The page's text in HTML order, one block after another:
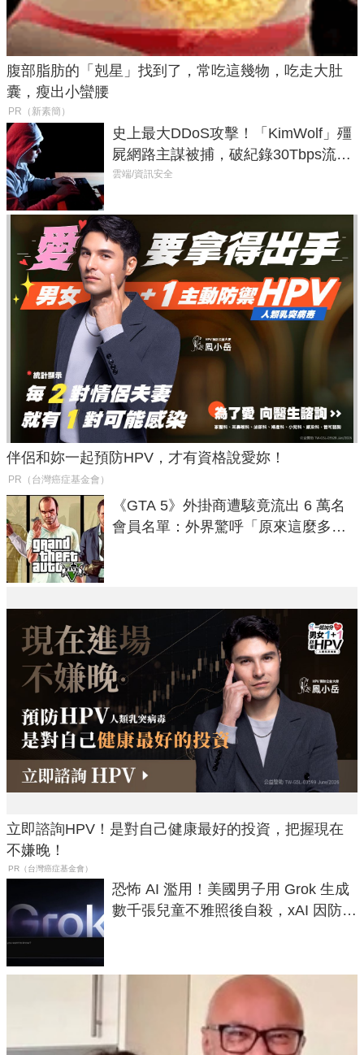
腹部脂肪的「剋星」找到了，常吃這幾物，吃走大肚
囊，瘦出小蠻腰
PR（新素簡）
史上最大DDoS攻擊！「KimWolf」殭
屍網路主謀被捕，破紀錄30Tbps流量
癱瘓全球！
雲端/資訊安全
伴侶和妳一起預防HPV，才有資格說愛妳！
PR（台灣癌症基金會）
《GTA 5》外掛商遭駭竟流出 6 萬名
會員名單：外界驚呼「原來這麼多人
立即諮詢HPV！是對自己健康最好的投資，把握現在
不嫌晚！
PR（台灣癌症基金會）
恐怖 AI 濫用！美國男子用 Grok 生成
數千張兒童不雅照後自殺，xAI 因防護